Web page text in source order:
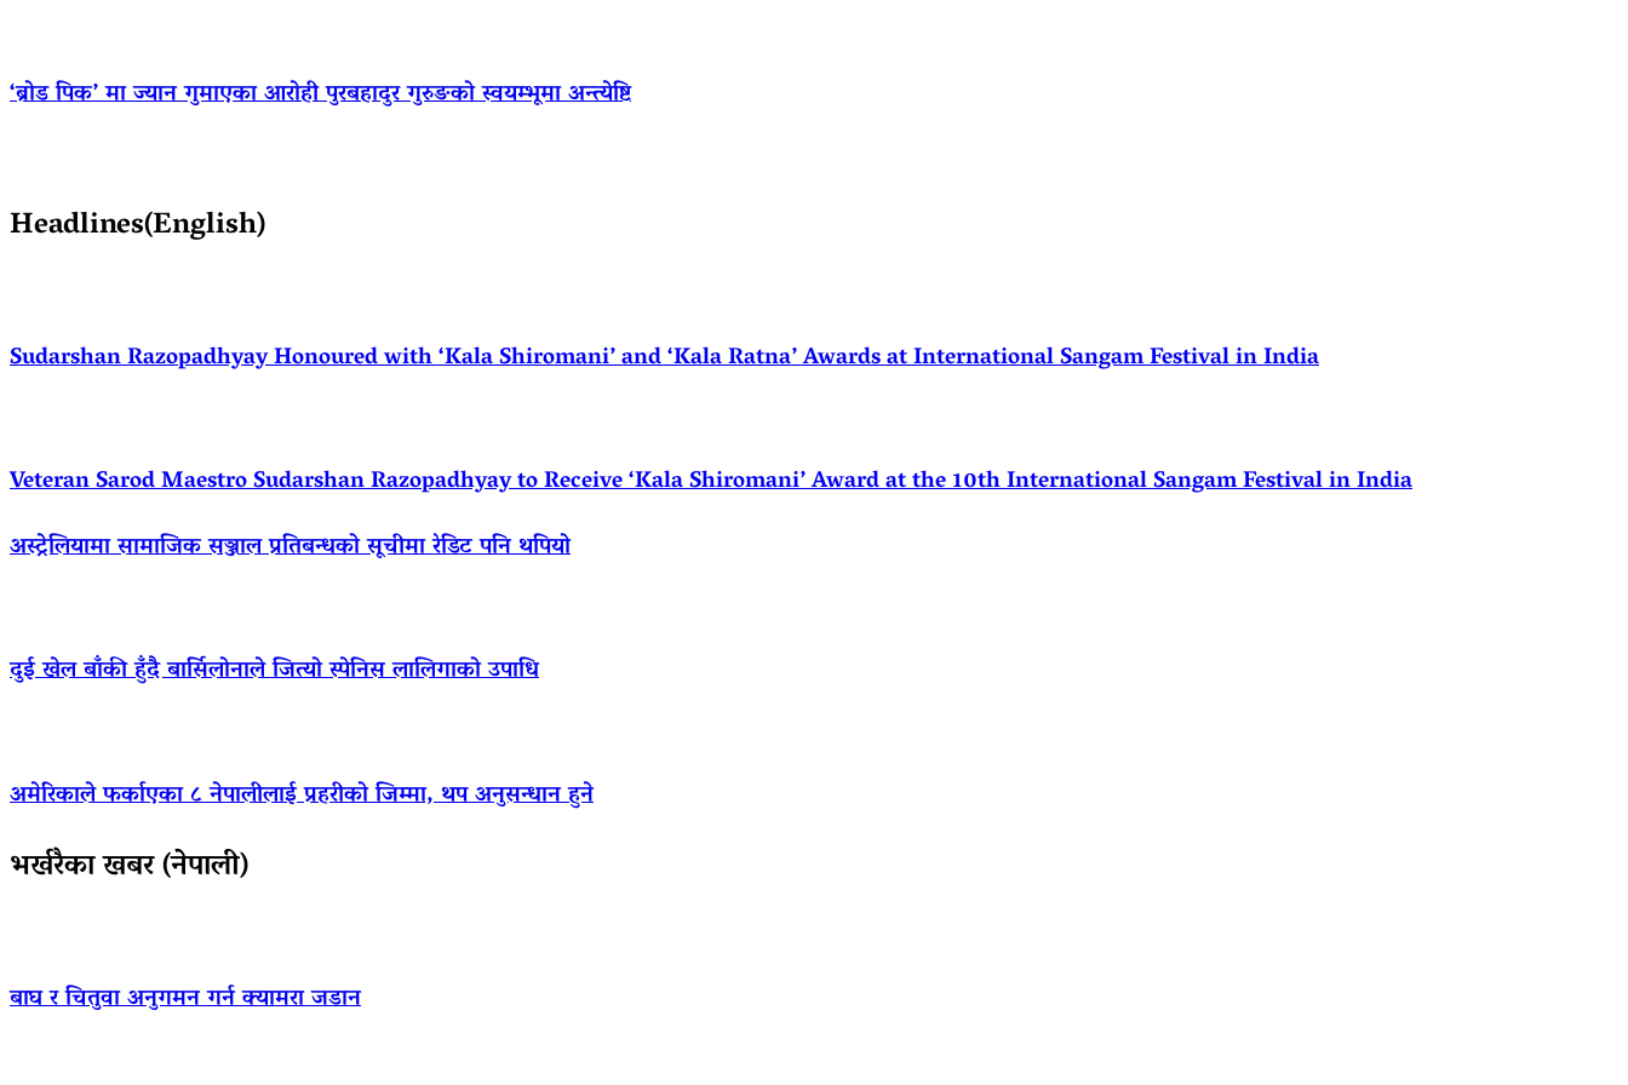
‘ब्रोड पिक’ मा ज्यान गुमाएका आराेही पुरबहादुर गुरुङको स्वयम्भूमा अन्त्येष्टि
Headlines(English)
Sudarshan Razopadhyay Honoured with ‘Kala Shiromani’ and ‘Kala Ratna’ Awards at International Sangam Festival in India
Veteran Sarod Maestro Sudarshan Razopadhyay to Receive ‘Kala Shiromani’ Award at the 10th International Sangam Festival in India
अस्ट्रेलियामा सामाजिक सञ्जाल प्रतिबन्धको सूचीमा रेडिट पनि थपियो
दुई खेल बाँकी हुँदै बार्सिलोनाले जित्यो स्पेनिस लालिगाको उपाधि
अमेरिकाले फर्काएका ८ नेपालीलाई प्रहरीको जिम्मा, थप अनुसन्धान हुने
भर्खरैका खबर (नेपाली)
बाघ र चितुवा अनुगमन गर्न क्यामरा जडान